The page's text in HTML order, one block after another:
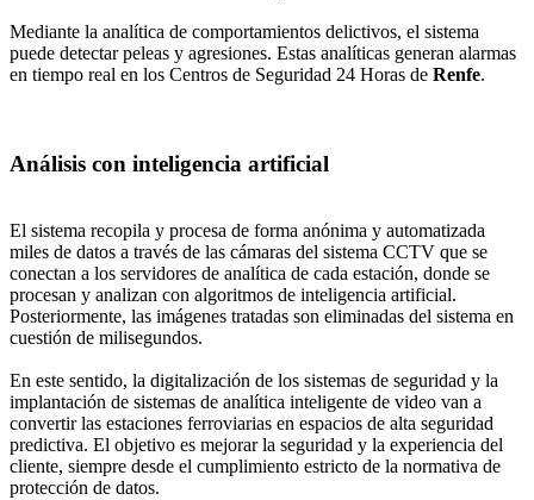
Mediante la analítica de comportamientos delictivos, el sistema
puede detectar peleas y agresiones. Estas analíticas generan alarmas
en tiempo real en los Centros de Seguridad 24 Horas de Renfe.
Análisis con inteligencia artificial
El sistema recopila y procesa de forma anónima y automatizada
miles de datos a través de las cámaras del sistema CCTV que se
conectan a los servidores de analítica de cada estación, donde se
procesan y analizan con algoritmos de inteligencia artificial.
Posteriormente, las imágenes tratadas son eliminadas del sistema en
cuestión de milisegundos.
En este sentido, la digitalización de los sistemas de seguridad y la
implantación de sistemas de analítica inteligente de video van a
convertir las estaciones ferroviarias en espacios de alta seguridad
predictiva. El objetivo es mejorar la seguridad y la experiencia del
cliente, siempre desde el cumplimiento estricto de la normativa de
protección de datos.